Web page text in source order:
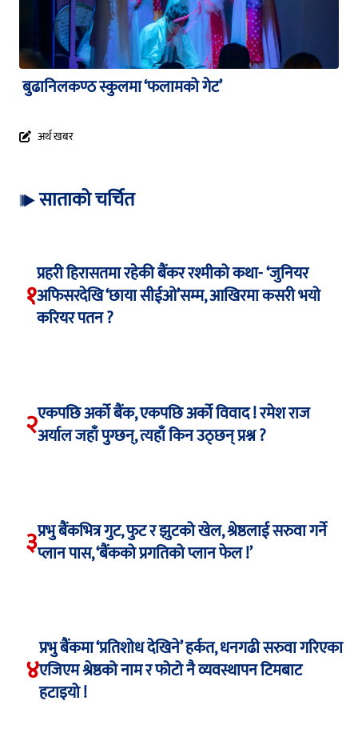
बुढानिलकण्ठ स्कुलमा ‘फलामको गेट’
अर्थ खबर
साताको चर्चित
१
प्रहरी हिरासतमा रहेकी बैंकर रश्मीको कथा- ‘जुनियर
अफिसरदेखि ‘छाया सीईओ’सम्म, आखिरमा कसरी भयो
करियर पतन ?
२एकपछि अर्को बैंक, एकपछि अर्को विवाद ! रमेश राज
अर्याल जहाँ पुग्छन्, त्यहाँ किन उठ्छन् प्रश्न ?
३प्रभु बैंकभित्र गुट, फुट र झुटको खेल, श्रेष्ठलाई सरुवा गर्ने
प्लान पास, ‘बैंकको प्रगतिको प्लान फेल !’
४
प्रभु बैंकमा ‘प्रतिशोध देखिने’ हर्कत, धनगढी सरुवा गरिएका
एजिएम श्रेष्ठको नाम र फोटो नै व्यवस्थापन टिमबाट
हटाइयो !